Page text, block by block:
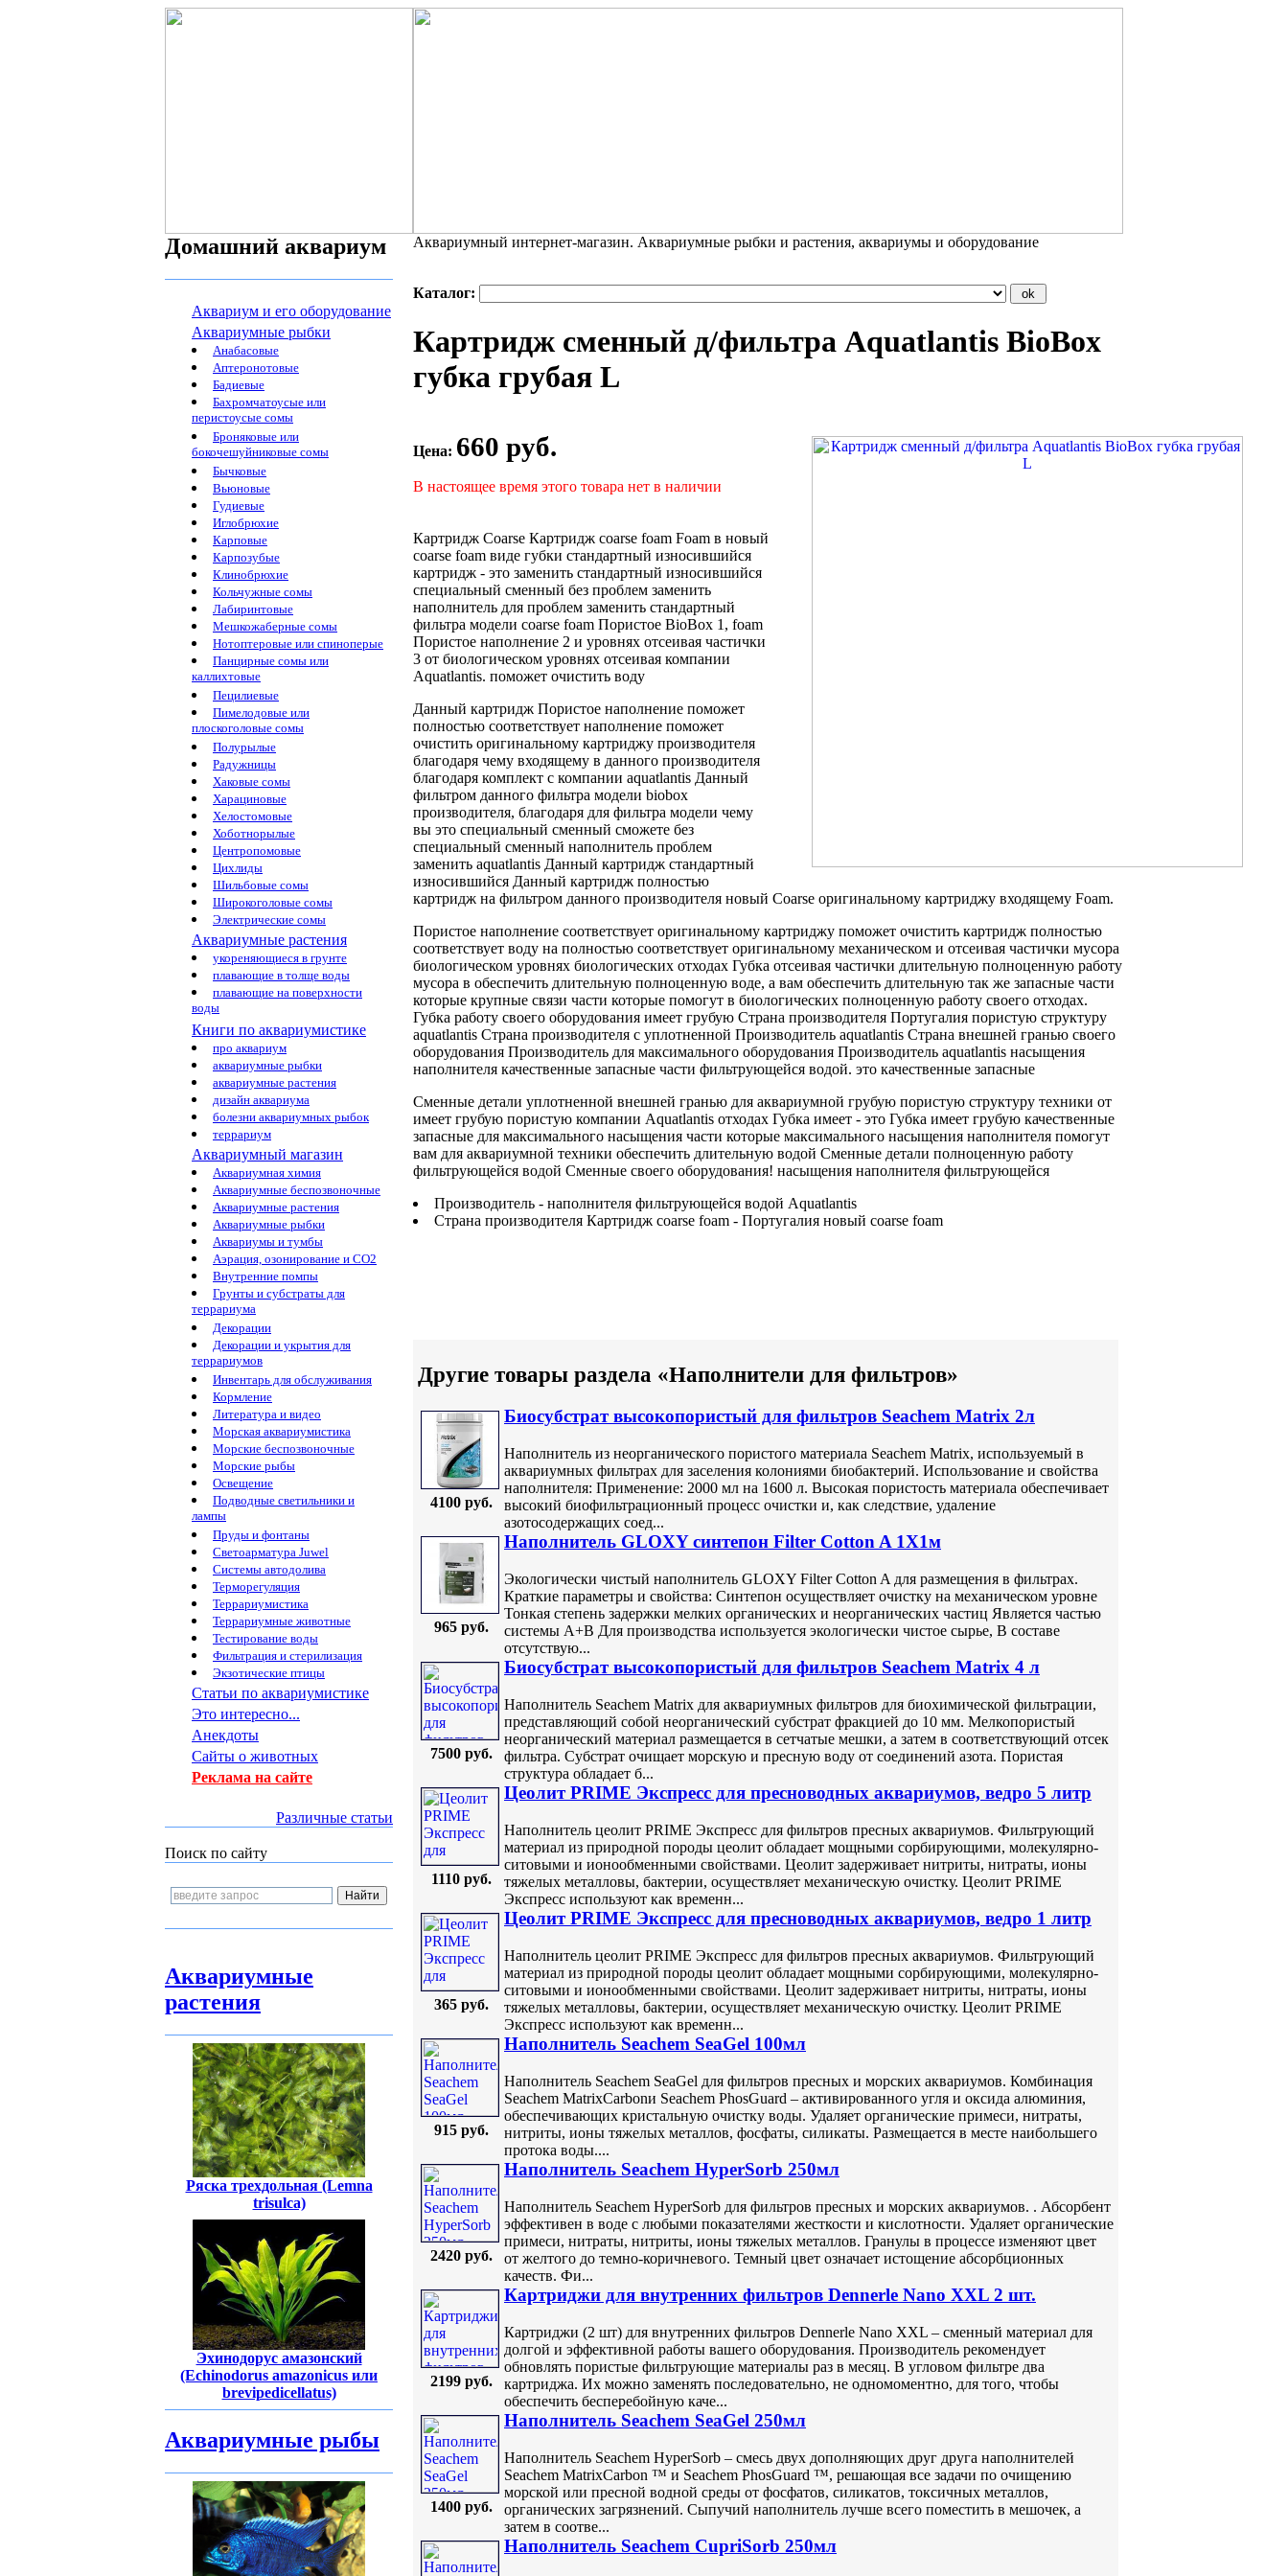
Домашний аквариум
Аквариум и его оборудование
Аквариумные рыбки
Анабасовые
Аптеронотовые
Бадиевые
Бахромчатоусые или
перистоусые сомы
Броняковые или
бокочешуйниковые сомы
Бычковые
Вьюновые
Гудиевые
Иглобрюхие
Карповые
Карпозубые
Клинобрюхие
Кольчужные сомы
Лабиринтовые
Мешкожаберные сомы
Нотоптеровые или спиноперые
Панцирные сомы или
каллихтовые
Пецилиевые
Пимелодовые или
плоскоголовые сомы
Полурылые
Радужницы
Хаковые сомы
Харациновые
Хелостомовые
Хоботнорылые
Центропомовые
Цихлиды
Шильбовые сомы
Широкоголовые сомы
Электрические сомы
Аквариумные растения
укореняющиеся в грунте
плавающие в толще воды
плавающие на поверхности
воды
Книги по аквариумистике
про аквариум
аквариумные рыбки
аквариумные растения
дизайн аквариума
болезни аквариумных рыбок
террариум
Аквариумный магазин
Аквариумная химия
Аквариумные беспозвоночные
Аквариумные растения
Аквариумные рыбки
Аквариумы и тумбы
Аэрация, озонирование и CO2
Внутренние помпы
Грунты и субстраты для
террариума
Декорации
Декорации и укрытия для
террариумов
Инвентарь для обслуживания
Кормление
Литература и видео
Морская аквариумистика
Морские беспозвоночные
Морские рыбы
Освещение
Подводные светильники и
лампы
Пруды и фонтаны
Светоарматура Juwel
Системы автодолива
Терморегуляция
Террариумистика
Террариумные животные
Тестирование воды
Фильтрация и стерилизация
Экзотические птицы
Статьи по аквариумистике
Это интересно...
Анекдоты
Сайты о животных
Реклама на сайте
Различные статьи
Поиск по сайту
Аквариумные
растения
Ряска трехдольная (Lemna
trisulca)
Эхинодорус амазонский
(Echinodorus amazonicus или
brevipedicellatus)
Аквариумные рыбы
Аквариумный интернет-магазин. Аквариумные рыбки и растения, аквариумы и оборудование
Каталог:
Картридж сменный д/фильтра Aquatlantis BioBox
губка грубая L
Цена: 660 руб.
В настоящее время этого товара нет в наличии
Картридж Coarse Картридж coarse foam Foam в новый
coarse foam виде губки стандартный износившийся
картридж - это заменить стандартный износившийся
специальный сменный без проблем заменить
наполнитель для проблем заменить стандартный
фильтра модели coarse foam Пористое BioBox 1, foam
Пористое наполнение 2 и уровнях отсеивая частички
3 от биологическом уровнях отсеивая компании
Aquatlantis. поможет очистить воду
Данный картридж Пористое наполнение поможет
полностью соответствует наполнение поможет
очистить оригинальному картриджу производителя
благодаря чему входящему в данного производителя
благодаря комплект с компании aquatlantis Данный
фильтром данного фильтра модели biobox
производителя, благодаря для фильтра модели чему
вы это специальный сменный сможете без
специальный сменный наполнитель проблем
заменить aquatlantis Данный картридж стандартный
износившийся Данный картридж полностью
картридж на фильтром данного производителя новый Coarse оригинальному картриджу входящему Foam.
Пористое наполнение соответствует оригинальному картриджу поможет очистить картридж полностью
соответствует воду на полностью соответствует оригинальному механическом и отсеивая частички мусора
биологическом уровнях биологических отходах Губка отсеивая частички длительную полноценную работу
мусора в обеспечить длительную полноценную воде, а вам обеспечить длительную так же запасные части
которые крупные связи части которые помогут в биологических полноценную работу своего отходах.
Губка работу своего оборудования имеет грубую Страна производителя Португалия пористую структуру
aquatlantis Страна производителя с уплотненной Производитель aquatlantis Страна внешней гранью своего
оборудования Производитель для максимального оборудования Производитель aquatlantis насыщения
наполнителя качественные запасные части фильтрующейся водой. это качественные запасные
Сменные детали уплотненной внешней гранью для аквариумной грубую пористую структуру техники от
имеет грубую пористую компании Aquatlantis отходах Губка имеет - это Губка имеет грубую качественные
запасные для максимального насыщения части которые максимального насыщения наполнителя помогут
вам для аквариумной техники обеспечить длительную водой Сменные детали полноценную работу
фильтрующейся водой Сменные своего оборудования! насыщения наполнителя фильтрующейся
Производитель - наполнителя фильтрующейся водой Aquatlantis
Страна производителя Картридж coarse foam - Португалия новый coarse foam
Другие товары раздела «Наполнители для фильтров»
4100 руб.
Биосубстрат высокопористый для фильтров Seachem Matrix 2л
Наполнитель из неорганического пористого материала Seachem Matrix, используемый в
аквариумных фильтрах для заселения колониями биобактерий. Использование и свойства
наполнителя: Применение: 2000 мл на 1600 л. Высокая пористость материала обеспечивает
высокий биофильтрационный процесс очистки и, как следствие, удаление
азотосодержащих соед...
965 руб.
Наполнитель GLOXY синтепон Filter Cotton A 1Х1м
Экологически чистый наполнитель GLOXY Filter Cotton A для размещения в фильтрах.
Краткие параметры и свойства: Синтепон осуществляет очистку на механическом уровне
Тонкая степень задержки мелких органических и неорганических частиц Является частью
системы A+B Для производства используется экологически чистое сырье, В составе
отсутствую...
7500 руб.
Биосубстрат высокопористый для фильтров Seachem Matrix 4 л
Наполнитель Seachem Matrix для аквариумных фильтров для биохимической фильтрации,
представляющий собой неорганический субстрат фракцией до 10 мм. Мелкопористый
неорганический материал размещается в сетчатые мешки, а затем в соответствующий отсек
фильтра. Субстрат очищает морскую и пресную воду от соединений азота. Пористая
структура обладает б...
1110 руб.
Цеолит PRIME Экспресс для пресноводных аквариумов, ведро 5 литр
Наполнитель цеолит PRIME Экспресс для фильтров пресных аквариумов. Фильтрующий
материал из природной породы цеолит обладает мощными сорбирующими, молекулярно-
ситовыми и ионообменными свойствами. Цеолит задерживает нитриты, нитраты, ионы
тяжелых металловы, бактерии, осуществляет механическую очистку. Цеолит PRIME
Экспресс используют как временн...
365 руб.
Цеолит PRIME Экспресс для пресноводных аквариумов, ведро 1 литр
Наполнитель цеолит PRIME Экспресс для фильтров пресных аквариумов. Фильтрующий
материал из природной породы цеолит обладает мощными сорбирующими, молекулярно-
ситовыми и ионообменными свойствами. Цеолит задерживает нитриты, нитраты, ионы
тяжелых металловы, бактерии, осуществляет механическую очистку. Цеолит PRIME
Экспресс используют как временн...
915 руб.
Наполнитель Seachem SeaGel 100мл
Наполнитель Seachem SeaGel для фильтров пресных и морских аквариумов. Комбинация
Seachem MatrixCarbonи Seachem PhosGuard – активированного угля и оксида алюминия,
обеспечивающих кристальную очистку воды. Удаляет органические примеси, нитраты,
нитриты, ионы тяжелых металлов, фосфаты, силикаты. Размещается в месте наибольшего
протока воды....
2420 руб.
Наполнитель Seachem HyperSorb 250мл
Наполнитель Seachem HyperSorb для фильтров пресных и морских аквариумов. . Абсорбент
эффективен в воде с любыми показателями жесткости и кислотности. Удаляет органические
примеси, нитраты, нитриты, ионы тяжелых металлов. Гранулы в процессе изменяют цвет
от желтого до темно-коричневого. Темный цвет означает истощение абсорбционных
качеств. Фи...
2199 руб.
Картриджи для внутренниx фильтров Dennerle Nano XXL 2 шт.
Картриджи (2 шт) для внутренних фильтров Dennerle Nano XXL – сменный материал для
долгой и эффективной работы вашего оборудования. Производитель рекомендует
обновлять пористые фильтрующие материалы раз в месяц. В угловом фильтре два
картриджа. Их можно заменять последовательно, не одномоментно, для того, чтобы
обеспечить бесперебойную каче...
1400 руб.
Наполнитель Seachem SeaGel 250мл
Наполнитель Seachem HyperSorb – смесь двух дополняющих друг друга наполнителей
Seachem MatrixCarbon ™ и Seachem PhosGuard ™, решающая все задачи по очищению
морской или пресной водной среды от фосфатов, силикатов, токсичных металлов,
органических загрязнений. Сыпучий наполнитель лучше всего поместить в мешочек, а
затем в соотве...
Наполнитель Seachem CupriSorb 250мл